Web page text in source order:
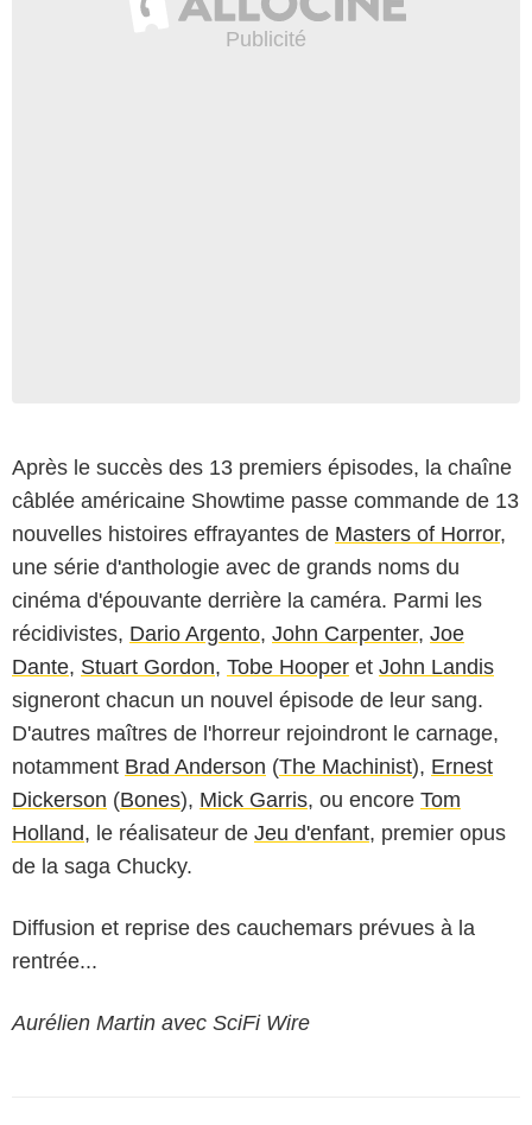
Après le succès des 13 premiers épisodes, la chaîne
câblée américaine Showtime passe commande de 13
nouvelles histoires effrayantes de Masters of Horror,
une série d'anthologie avec de grands noms du
cinéma d'épouvante derrière la caméra. Parmi les
récidivistes, Dario Argento, John Carpenter, Joe
Dante, Stuart Gordon, Tobe Hooper et John Landis
signeront chacun un nouvel épisode de leur sang.
D'autres maîtres de l'horreur rejoindront le carnage,
notamment Brad Anderson (The Machinist), Ernest
Dickerson (Bones), Mick Garris, ou encore Tom
Holland, le réalisateur de Jeu d'enfant, premier opus
de la saga Chucky.
Diffusion et reprise des cauchemars prévues à la
rentrée...
Aurélien Martin avec SciFi Wire